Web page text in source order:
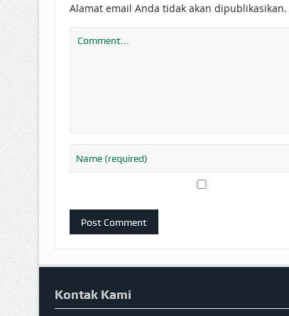
Alamat email Anda tidak akan dipublikasikan.
Kontak Kami